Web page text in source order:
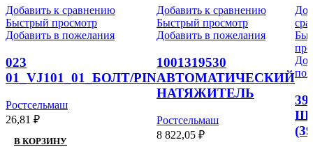
Добавить к сравнению
Быстрый просмотр
Добавить в пожелания
023
01_VJ101_01_БОЛТ/PIN
Ростсельмаш
26,81 ₽
В КОРЗИНУ
Добавить к сравнению
Быстрый просмотр
Добавить в пожелания
1001319530
АВТОМАТИЧЕСКИЙ
НАТЯЖИТЕЛЬ
Ростсельмаш
8 822,05 ₽